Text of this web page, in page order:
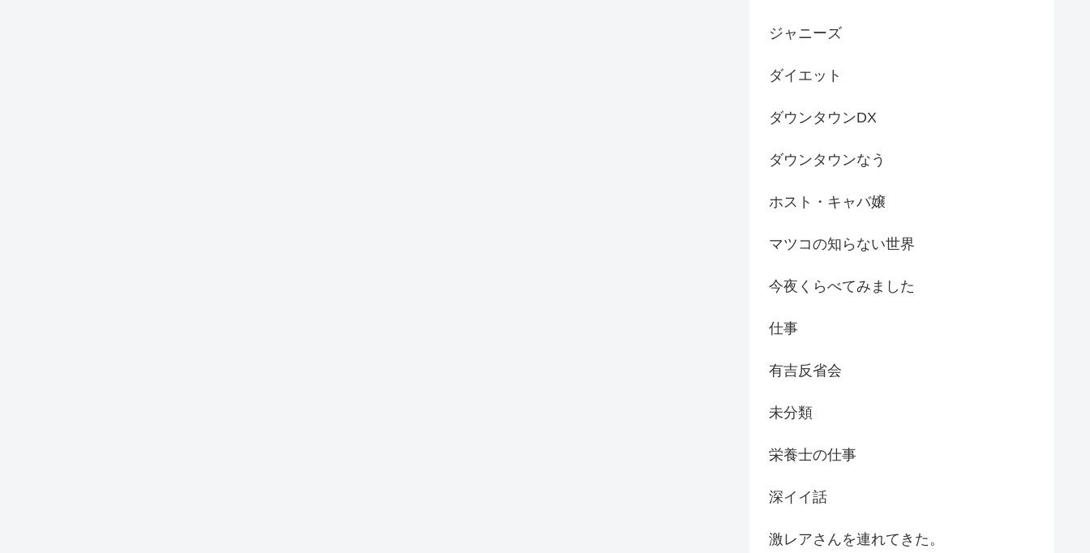
ジャニーズ
ダイエット
ダウンタウンDX
ダウンタウンなう
ホスト・キャバ嬢
マツコの知らない世界
今夜くらべてみました
仕事
有吉反省会
未分類
栄養士の仕事
深イイ話
激レアさんを連れてきた。